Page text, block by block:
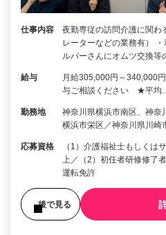
仕事内容
夜勤専従の訪問介護に関わ
レーターなどの業務有）
ルパーさんにオムツ交換
給与
月給305,000円～340,000
与ご相談ください ★平均
勤務地
神奈川県横浜市南区、神奈
横浜市栄区／神奈川県川崎
応募資格
（1）介護福祉士もしくは
上／（2）初任者研修修了
運転免許
後で見る